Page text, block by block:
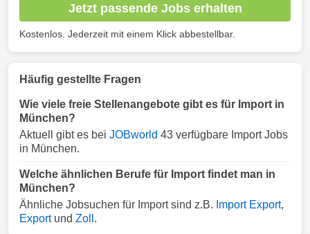
Jetzt passende Jobs erhalten
Kostenlos. Jederzeit mit einem Klick abbestellbar.
Häufig gestellte Fragen
Wie viele freie Stellenangebote gibt es für Import in
München?
Aktuell gibt es bei JOBworld 43 verfügbare Import Jobs
in München.
Welche ähnlichen Berufe für Import findet man in
München?
Ähnliche Jobsuchen für Import sind z.B. Import Export,
Exportund Zoll .